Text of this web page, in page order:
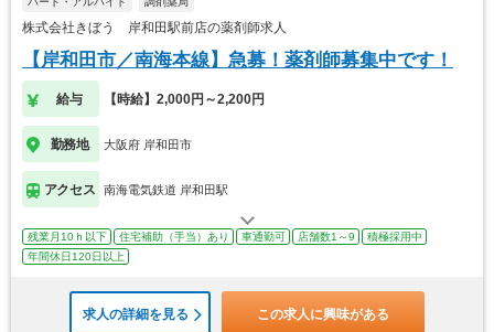
株式会社きぼう 岸和田駅前店の薬剤師求人
【岸和田市／南海本線】急募！薬剤師募集中です！
給与 【時給】2,000円～2,200円
勤務地 大阪府 岸和田市
アクセス 南海電気鉄道 岸和田駅
残業月10ｈ以下 住宅補助（手当）あり 車通勤可 店舗数1～9
積極採用中
年間休日120日以上
求人の詳細を見る この求人に興味がある